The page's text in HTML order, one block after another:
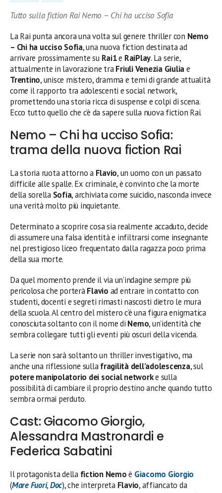
Tutto sulla fiction Rai Nemo – Chi ha ucciso Sofia
La Rai punta ancora una volta sul genere thriller con Nemo
– Chi ha ucciso Sofia, una nuova fiction destinata ad
arrivare prossimamente su Rai1e RaiPlay. La serie,
attualmente in lavorazione traFriuli Venezia Giuliae
Trentino, unisce mistero, dramma e temi di grande attualità
come il rapporto tra adolescenti e social network,
promettendo una storia ricca di suspense e colpi di scena.
Ecco tutto quello che c’è da sapere sulla nuova fiction Rai.
Nemo – Chi ha ucciso Sofia:
trama della nuova fiction Rai
La storia ruota attorno a Flavio, un uomo con un passato
difficile alle spalle. Ex criminale, è convinto che la morte
della sorella Sofia, archiviata come suicidio, nasconda invece
una verità molto più inquietante.
Determinato a scoprire cosa sia realmente accaduto, decide
di assumere una falsa identità e infiltrarsi come insegnante
nel prestigioso liceo frequentato dalla ragazza poco prima
della sua morte.
Da quel momento prende il via un’indagine sempre più
pericolosa che porteràFlavio ad entrare in contatto con
studenti, docenti e segreti rimasti nascosti dietro le mura
della scuola. Al centro del mistero c’è una figura enigmatica
conosciuta soltanto con il nome di Nemo, un’identità che
sembra collegare tutti gli eventi più oscuri della vicenda.
La serie non sarà soltanto un thriller investigativo, ma
anche una riflessione sullafragilità dell’adolescenza, sul
potere manipolatorio dei social networke sulla
possibilità di cambiare il proprio destino anche quando tutto
sembra ormai perduto.
Cast: Giacomo Giorgio,
Alessandra Mastronardi e
Federica Sabatini
Il protagonista della fiction Nemoè Giacomo Giorgio
(Mare Fuori,Doc), che interpreta Flavio, affiancato da